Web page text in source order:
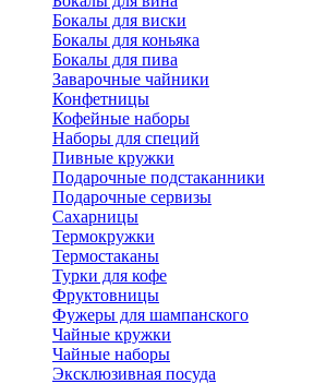
Бокалы для виски
Бокалы для коньяка
Бокалы для пива
Заварочные чайники
Конфетницы
Кофейные наборы
Наборы для специй
Пивные кружки
Подарочные подстаканники
Подарочные сервизы
Сахарницы
Термокружки
Термостаканы
Турки для кофе
Фруктовницы
Фужеры для шампанского
Чайные кружки
Чайные наборы
Эксклюзивная посуда